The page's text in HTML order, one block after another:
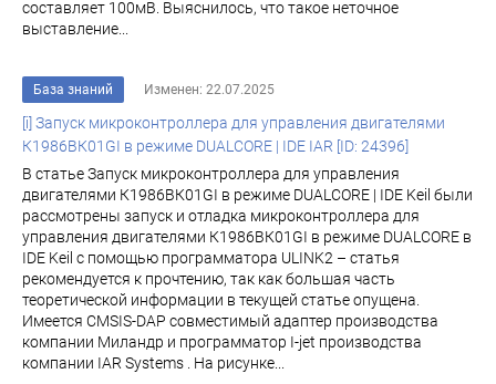
составляет 100мВ. Выяснилось, что такое неточное
выставление...
База знаний Изменен: 22.07.2025
[i] Запуск микроконтроллера для управления двигателями
К1986ВК01GI в режиме DUALCORE | IDE IAR [ID: 24396]
В статье Запуск микроконтроллера для управления
двигателями К1986ВК01GI в режиме DUALCORE | IDE Keil были
рассмотрены запуск и отладка микроконтроллера для
управления двигателями К1986ВК01GI в режиме DUALCORE в
IDE Keil с помощью программатора ULINK2 – статья
рекомендуется к прочтению, так как большая часть
теоретической информации в текущей статье опущена.
Имеется CMSIS-DAP совместимый адаптер производства
компании Миландр и программатор I-jet производства
компании IAR Systems . На рисунке...